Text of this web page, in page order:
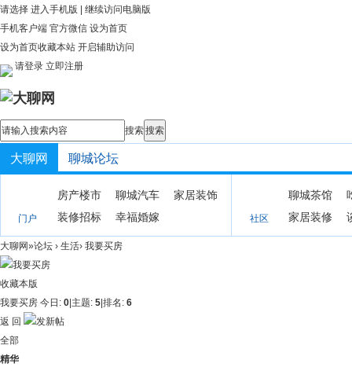
请选择 进入手机版
继续访问电脑版
手机客户端 官方微信 设为首页
设为首页收藏本站 开启辅助访问
请登录 立即注册
搜索搜索
大聊网 聊城论坛
门户
房产楼市 聊城汽车
家居装饰
装修招标
幸福婚嫁 社区
聊城茶馆
家居装修
大聊网»论坛 › 生活› 我要买房
收藏本版
我要买房 今日: 0|主题: 5|排名: 6
返 回
全部
精华